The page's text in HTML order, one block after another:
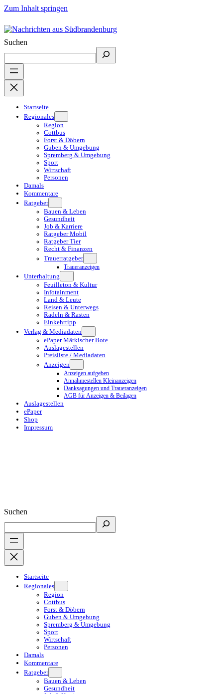
Zum Inhalt springen
Suchen
Startseite
Regionales
Region
Cottbus
Forst & Döbern
Guben & Umgebung
Spremberg & Umgebung
Sport
Wirtschaft
Personen
Damals
Kommentare
Ratgeber
Bauen & Leben
Gesundheit
Job & Karriere
Ratgeber Mobil
Ratgeber Tier
Recht & Finanzen
Trauerratgeber
Traueranzeigen
Unterhaltung
Feuilleton & Kultur
Infotainment
Land & Leute
Reisen & Unterwegs
Radeln & Rasten
Einkehrtipp
Verlag & Mediadaten
ePaper Märkischer Bote
Auslagestellen
Preisliste / Mediadaten
Anzeigen
Anzeigen aufgeben
Annahmestellen Kleinanzeigen
Danksagungen und Traueranzeigen
AGB für Anzeigen & Beilagen
Auslagestellen
ePaper
Shop
Impressum
Suchen
Startseite
Regionales
Region
Cottbus
Forst & Döbern
Guben & Umgebung
Spremberg & Umgebung
Sport
Wirtschaft
Personen
Damals
Kommentare
Ratgeber
Bauen & Leben
Gesundheit